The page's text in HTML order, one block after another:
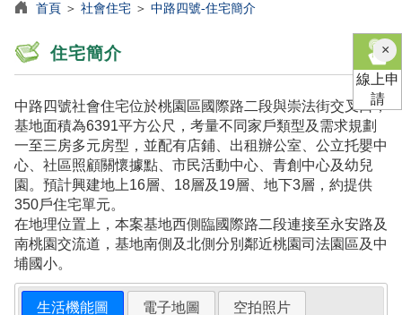
首頁 ＞ 社會住宅 ＞ 中路四號-住宅簡介
住宅簡介
中路四號社會住宅位於桃園區國際路二段與崇法街交叉口，
基地面積為6391平方公尺，考量不同家戶類型及需求規劃
一至三房多元房型，並配有店鋪、出租辦公室、公立托嬰中
心、社區照顧關懷據點、市民活動中心、青創中心及幼兒
園。預計興建地上16層、18層及19層、地下3層，約提供
350戶住宅單元。
在地理位置上，本案基地西側臨國際路二段連接至永安路及
南桃園交流道，基地南側及北側分別鄰近桃園司法園區及中
埔國小。
生活機能圖 電子地圖 空拍照片
×關
閉
線上申
請